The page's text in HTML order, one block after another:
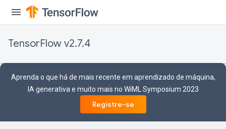
TensorFlow v2.7.4
Aprenda o que há de mais recente em aprendizado de máquina,
IA generativa e muito mais no WiML Symposium 2023
Registre-se